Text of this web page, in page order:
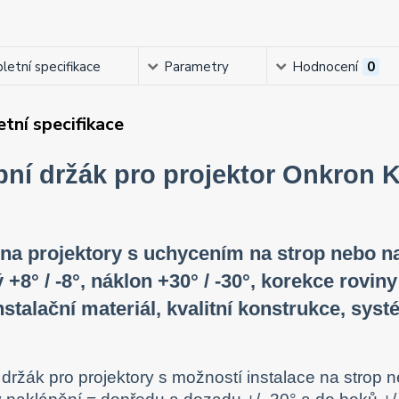
specifikace Parametry Hodnocení 0
specifikace
držák pro projektor Onkron
projektory s uchycením na strop nebo
/ -8°, náklon +30° / -30°, korekce
materiál, kvalitní konstrukce,
pro projektory s možností instalace na strop